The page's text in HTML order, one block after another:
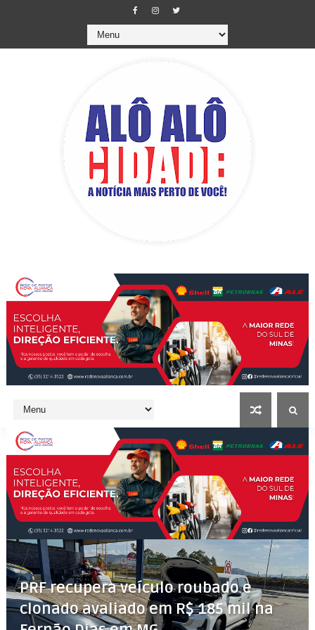
PRF recupera veículo roubado e
clonado avaliado em R$ 185 mil na